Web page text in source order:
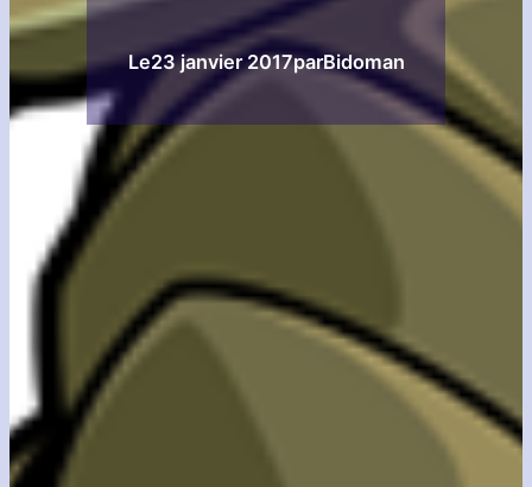
Le23 janvier 2017parBidoman